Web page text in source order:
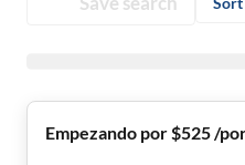
Empezando por $525 /